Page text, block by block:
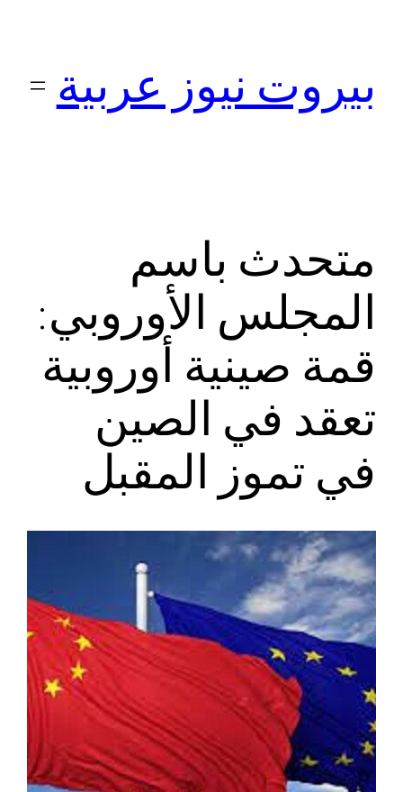
بيروت نيوز عربية
متحدث باسم
المجلس الأوروبي:
قمة صينية أوروبية
تعقد في الصين
في تموز المقبل